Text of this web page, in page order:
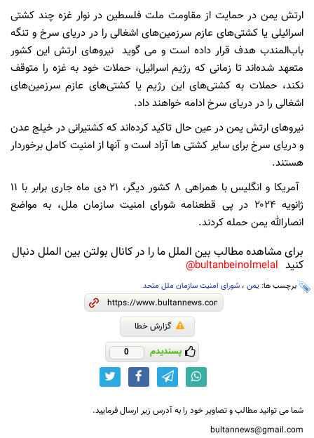
ارتش یمن در حمایت از مقاومت ملت فلسطین در نوار غزه چند کشتی
اسرائیلی یا کشتی‌های عازم سرزمین‌های اشغالی را در دریای سرخ و تنگه
باب‌المندب هدف قرار داده است و می گوید نیروهای ارتش این کشور
متعهد شده‌اند تا زمانی که رژیم اسرائیل، حملات خود به غزه را متوقف
نکند، حملات به کشتی‌های این رژیم یا کشتی‌های عازم سرزمین‌های
اشغالی را در دریای سرخ ادامه خواهند داد.
نیروهای ارتش یمن در عین حال تاکید کرده‌اند که کشتیرانی در خیلج عدن
و دریای سرخ برای سایر کشتی ها آزاد است و آنها از امنیت کامل برخوردار
هستند.
آمریکا و انگلیس با همراهی ۸ کشور دیگر، ۲۱ دی ماه جاری برابر با ۱۱
ژانویه ۲۰۲۴ در پی قطعنامه شورای امنیت سازمان ملل، به مواضع
انصارالله یمن حمله کردند.
برای مشاهده مطالب بین الملل ما را در کانال بولتن بین الملل دنبال
کنید bultanbeinolmelal@
برچسب ها: یمن ، شورای امنیت سازمان ملل متحد
گزارش خطا
پسندیدم 0
شما می توانید مطالب و تصاویر خود را به آدرس زیر ارسال فرمایید.
bultannews@gmail.com